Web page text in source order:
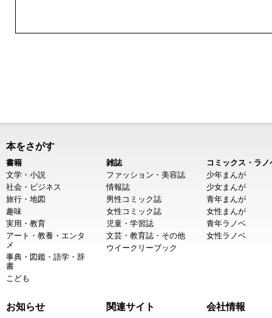
本をさがす
書籍
文学・小説
社会・ビジネス
旅行・地図
趣味
実用・教育
アート・教養・エンタ
メ
事典・図鑑・語学・辞
書
こども
雑誌
ファッション・美容誌
情報誌
男性コミック誌
女性コミック誌
児童・学習誌
文芸・教育誌・その他
ウイークリーブック
コミックス・ラノ
少年まんが
少女まんが
青年まんが
女性まんが
青年ラノベ
女性ラノベ
お知らせ 関連サイト 会社情報